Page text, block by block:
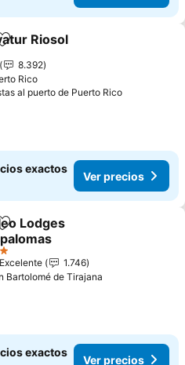
Agregar a favoritos
Riosol
8.392
Rico
al puerto de Puerto Rico
exactos
Ver precios
Agregar a favoritos
Lodges
Excelente
1.746
Bartolomé de Tirajana
exactos
Ver precios